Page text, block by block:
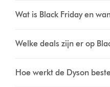
Wat is Black Friday en
Welke deals zijn er op
Hoe werkt de Dyson